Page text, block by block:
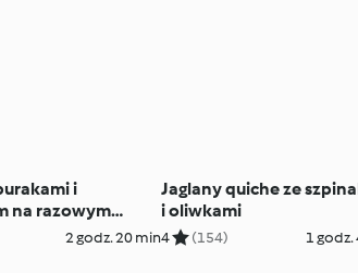
i
na razowym
2 godz. 20 min
Jaglany quiche ze
i oliwkami
4 (154) 1 godz.